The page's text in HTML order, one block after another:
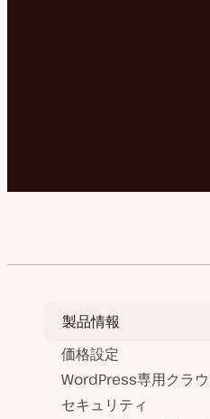
製品情報
価格設定
WordPress専用クラ
セキュリティ